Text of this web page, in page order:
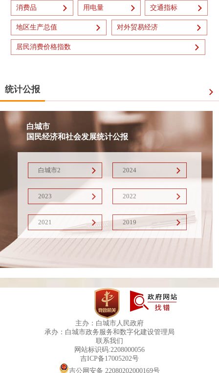
消费品 用电量 交通指标
地区生产总值 对外贸易经济
居民消费价格指数
统计公报
白城市
国民经济和社会发展统计公报
白城市2 2024
2023 2022
2021 2019
主办：白城市人民政府
承办：白城市政务服务和数字化建设管理局
联系我们
网站标识码:2208000056
吉ICP备17005202号
吉公网安备 22080202000169号